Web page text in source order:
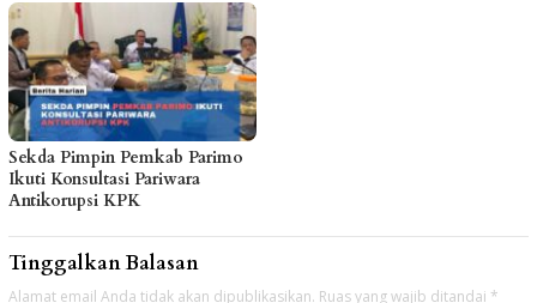
Sekda Pimpin Pemkab Parimo
Ikuti Konsultasi Pariwara
Antikorupsi KPK
Tinggalkan Balasan
Alamat email Anda tidak akan dipublikasikan. Ruas yang wajib ditandai *